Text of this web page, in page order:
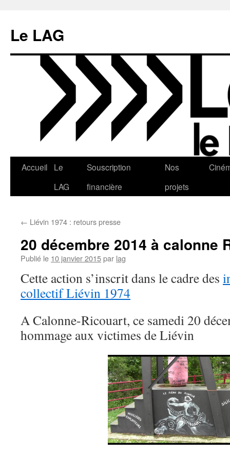
contenu
Le LAG
Accueil
Le
LAG
Souscription
financière
Nos
projets
← Liévin 1974 : retours presse
20 décembre 2014 à calonne
Publié le 10 janvier 2015par lag
Cette action s’inscrit dans le cadre des
collectif Liévin 1974
A Calonne-Ricouart, ce samedi 20
hommage aux victimes de Liévin